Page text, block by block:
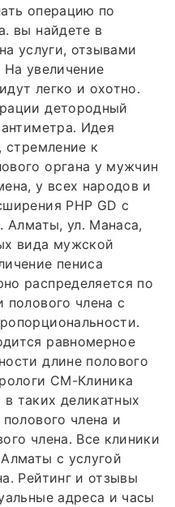
операцию по
вы найдете в
услуги, отзывами
увеличение
легко и охотно.
детородный
Идея
стремление к
органа у мужчин
у всех народов и
PHP GD с
Алматы, ул. Манаса,
вида мужской
пениса
распределяется по
полового члена с
равномерное
длине полового
СМ-Клиника
таких деликатных
члена и
члена. Все клиники
с услугой
Рейтинг и отзывы
адреса и часы